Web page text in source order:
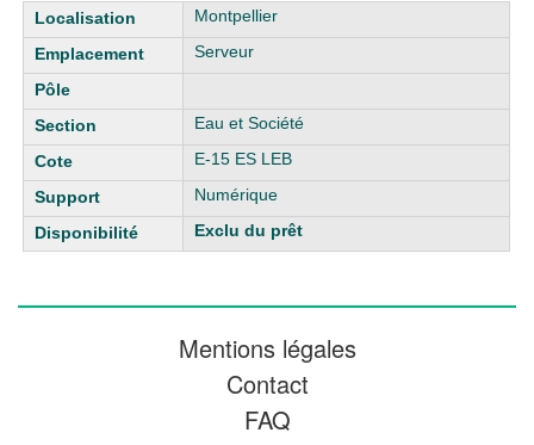
Liste des exemplaires
Montpellier
Serveur
Eau et Société
E-15 ES LEB
Numérique
Exclu du prêt
Mentions légales
Contact
FAQ